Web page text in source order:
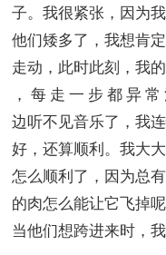
子。我很紧张，因为
他们矮多了，我想肯
走动，此时此刻，我
， 每 走 一 步 都 异
边听不见音乐了，我
好，还算顺利。我大
怎么顺利了，因为总
的肉怎么能让它飞掉
当他们想跨进来时，我